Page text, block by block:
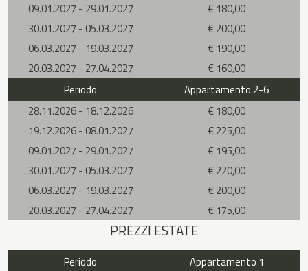
09.01.2027 - 29.01.2027
€ 180,00
30.01.2027 - 05.03.2027
€ 200,00
06.03.2027 - 19.03.2027
€ 190,00
20.03.2027 - 27.04.2027
€ 160,00
Periodo
Appartamento 2-6
28.11.2026 - 18.12.2026
€ 180,00
19.12.2026 - 08.01.2027
€ 225,00
09.01.2027 - 29.01.2027
€ 195,00
30.01.2027 - 05.03.2027
€ 220,00
06.03.2027 - 19.03.2027
€ 200,00
20.03.2027 - 27.04.2027
€ 175,00
PREZZI ESTATE
Periodo
Appartamento 1